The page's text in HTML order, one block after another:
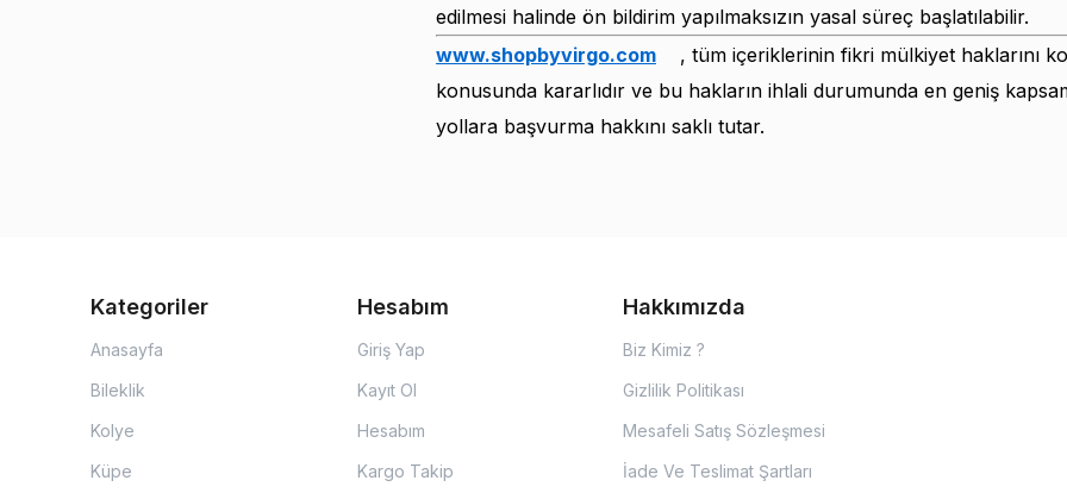
edilmesi halinde ön bildirim yapılmaksızın yasal süreç başlatılabilir.
www.shopbyvirgo.com
, tüm içeriklerinin fikri mülkiyet haklarını
konusunda kararlıdır ve bu hakların ihlali durumunda en geniş
yollara başvurma hakkını saklı tutar.
Kategoriler
Anasayfa
Bileklik
Kolye
Küpe
Hesabım
Giriş Yap
Kayıt Ol
Hesabım
Kargo Takip
Hakkımızda
Biz Kimiz ?
Gizlilik Politikası
Mesafeli Satış Sözleşmesi
İade Ve Teslimat Şartları